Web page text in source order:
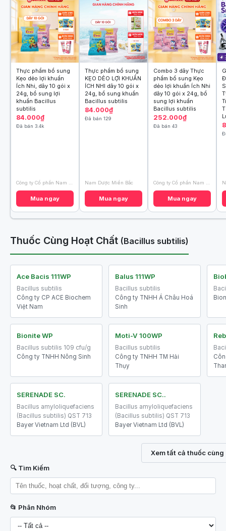
Thực phẩm bổ sung
Kẹo dẻo lợi khuẩn
Ích Nhi, dây 10 gói x
24g, bổ sung lợi
khuẩn Bacillus
subtilis
84.000₫
Đã bán 3.4k
Mua ngay
Thực phẩm bổ sung
KẸO DẺO LỢI KHUẨN
ÍCH NHI dây 10 gói x
24g, bổ sung khuẩn
Bacillus subtilis
84.000₫
Đã bán 129
Nam Dược Miền Bắc
Mua ngay
Combo 3 dây Thực
phẩm bổ sung Kẹo
dẻo lợi khuẩn Ích Nhi
dây 10 gói x 24g, bổ
sung lợi khuẩn
Bacillus subtilis
252.000₫
Đã bán 43
Mua ngay
Thuốc Cùng Hoạt Chất (Bacillus subtilis)
Ace Bacis 111WP
Bacillus subtilis
Công ty CP ACE Biochem
Việt Nam
Balus 111WP
Bacillus subtilis
Công ty TNHH Á Châu Hoá
Sinh
Bionite WP
Bacillus subtilis 109 cfu/g
Công ty TNHH Nông Sinh
Moti-V 100WP
Bacillus subtilis
Công ty TNHH TM Hải
Thụy
SERENADE SC.
Bacillus amyloliquefaciens
(Bacillus subtilis) QST 713
Bayer Vietnam Ltd (BVL)
SERENADE SC..
Bacillus amyloliquefaciens
(Bacillus subtilis) QST 713
Bayer Vietnam Ltd (BVL)
Xem tất cả thuốc
🔍 Tìm Kiếm
📂 Phân Nhóm